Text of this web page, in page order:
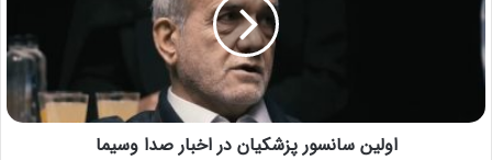
اولین سانسور پزشکیان در اخبار صدا وسیما